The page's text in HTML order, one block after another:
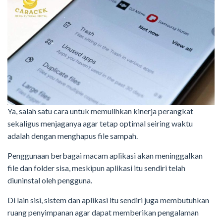
Ya, salah satu cara untuk memulihkan kinerja perangkat
sekaligus menjaganya agar tetap optimal seiring waktu
adalah dengan menghapus file sampah.
Penggunaan berbagai macam aplikasi akan meninggalkan
file dan folder sisa, meskipun aplikasi itu sendiri telah
diuninstal oleh pengguna.
Di lain sisi, sistem dan aplikasi itu sendiri juga membutuhkan
ruang penyimpanan agar dapat memberikan pengalaman